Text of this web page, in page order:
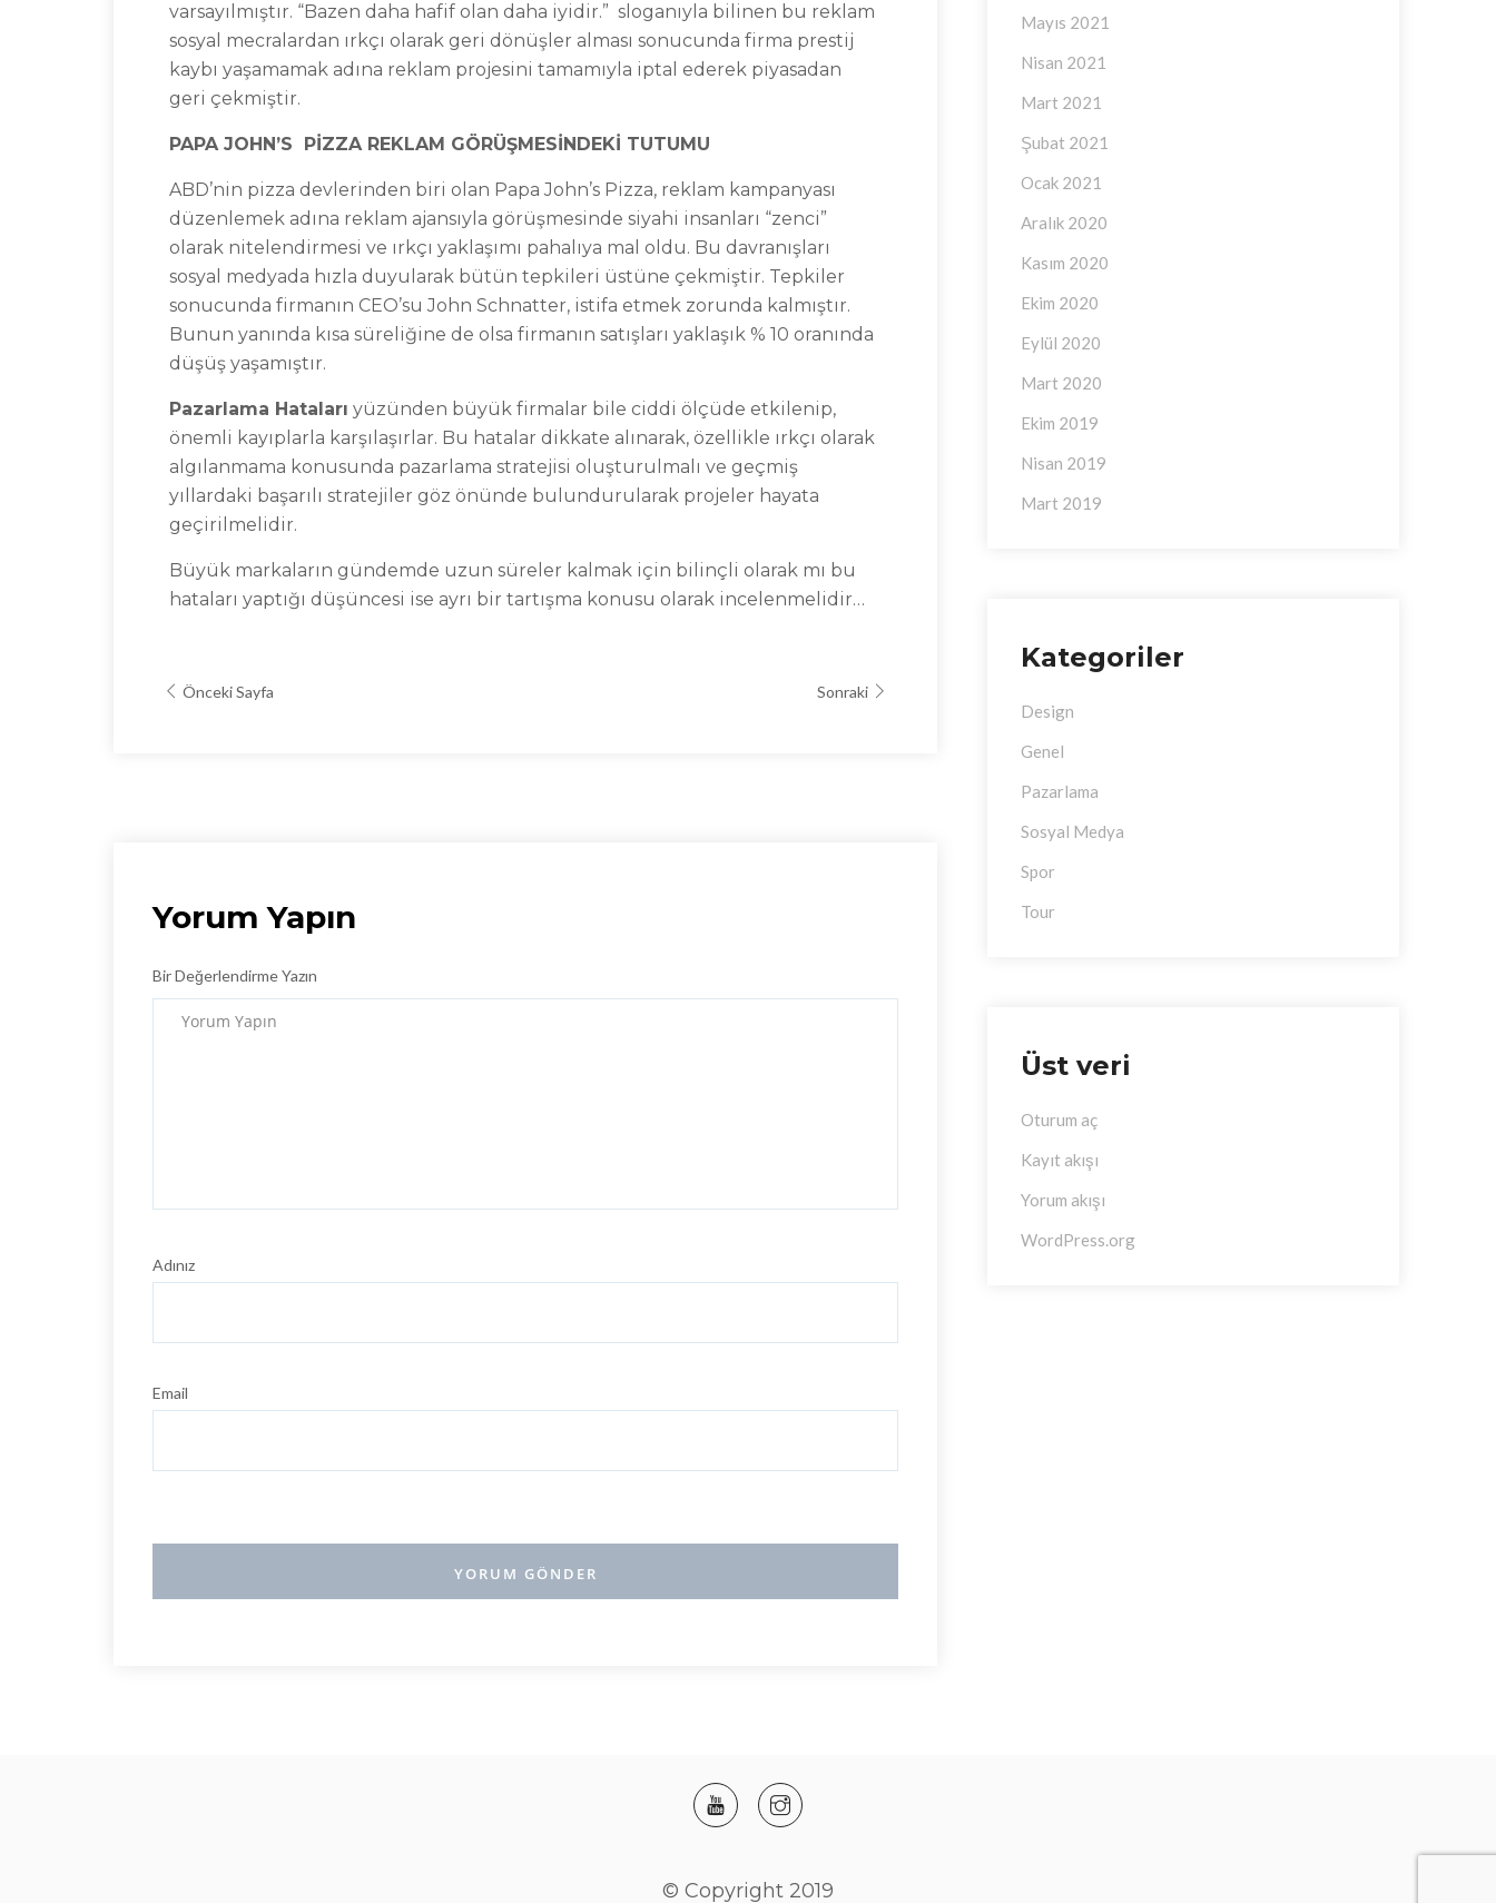
varsayılmıştır. “Bazen daha hafif olan daha iyidir.” sloganıyla bilinen bu reklam
sosyal mecralardan ırkçı olarak geri dönüşler alması sonucunda firma prestij
kaybı yaşamamak adına reklam projesini tamamıyla iptal ederek piyasadan
geri çekmiştir.
PAPA JOHN’S PİZZA REKLAM GÖRÜŞMESİNDEKİ TUTUMU
ABD’nin pizza devlerinden biri olan Papa John’s Pizza, reklam kampanyası
düzenlemek adına reklam ajansıyla görüşmesinde siyahi insanları “zenci”
olarak nitelendirmesi ve ırkçı yaklaşımı pahalıya mal oldu. Bu davranışları
sosyal medyada hızla duyularak bütün tepkileri üstüne çekmiştir. Tepkiler
sonucunda firmanın CEO’su John Schnatter, istifa etmek zorunda kalmıştır.
Bunun yanında kısa süreliğine de olsa firmanın satışları yaklaşık % 10 oranında
düşüş yaşamıştır.
Pazarlama Hataları yüzünden büyük firmalar bile ciddi ölçüde etkilenip,
önemli kayıplarla karşılaşırlar. Bu hatalar dikkate alınarak, özellikle ırkçı olarak
algılanmama konusunda pazarlama stratejisi oluşturulmalı ve geçmiş
yıllardaki başarılı stratejiler göz önünde bulundurularak projeler hayata
geçirilmelidir.
Büyük markaların gündemde uzun süreler kalmak için bilinçli olarak mı bu
hataları yaptığı düşüncesi ise ayrı bir tartışma konusu olarak incelenmelidir…
Önceki Sayfa Sonraki
Yorum Yapın
Bir Değerlendirme Yazın
Adınız
Email
Mayıs 2021
Nisan 2021
Mart 2021
Şubat 2021
Ocak 2021
Aralık 2020
Kasım 2020
Ekim 2020
Eylül 2020
Mart 2020
Ekim 2019
Nisan 2019
Mart 2019
Kategoriler
Design
Genel
Pazarlama
Sosyal Medya
Spor
Tour
Üst veri
Oturum aç
Kayıt akışı
Yorum akışı
WordPress.org
© Copyright 2019